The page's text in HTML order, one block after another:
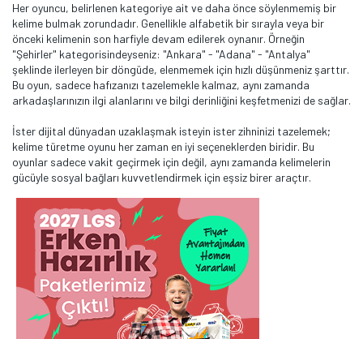
Her oyuncu, belirlenen kategoriye ait ve daha önce söylenmemiş bir
kelime bulmak zorundadır. Genellikle alfabetik bir sırayla veya bir
önceki kelimenin son harfiyle devam edilerek oynanır. Örneğin
"Şehirler" kategorisindeyseniz: "Ankara" - "Adana" - "Antalya"
şeklinde ilerleyen bir döngüde, elenmemek için hızlı düşünmeniz şarttır.
Bu oyun, sadece hafızanızı tazelemekle kalmaz, aynı zamanda
arkadaşlarınızın ilgi alanlarını ve bilgi derinliğini keşfetmenizi de sağlar.
İster dijital dünyadan uzaklaşmak isteyin ister zihninizi tazelemek;
kelime türetme oyunu her zaman en iyi seçeneklerden biridir. Bu
oyunlar sadece vakit geçirmek için değil, aynı zamanda kelimelerin
gücüyle sosyal bağları kuvvetlendirmek için eşsiz birer araçtır.